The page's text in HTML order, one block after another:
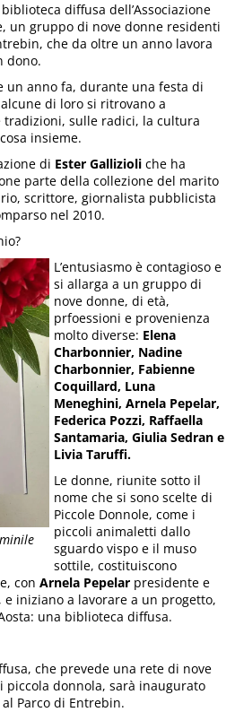
diffusa dell’Associazione
un gruppo di nove donne residenti
che da oltre un anno lavora
dono.
un anno fa, durante una festa di
di loro si ritrovano a
sulle radici, la cultura
insieme.
di Ester Gallizioli che ha
parte della collezione del marito
scrittore, giornalista pubblicista
nel 2010.
L’entusiasmo è contagioso e
si allarga a un gruppo di
nove donne, di età,
prfoessioni e provenienza
molto diverse: Elena
Charbonnier, Nadine
Charbonnier, Fabienne
Coquillard, Luna
Meneghini, Arnela Pepelar,
Federica Pozzi, Raffaella
Santamaria, Giulia Sedran e
Livia Taruffi.
Le donne, riunite sotto il
nome che si sono scelte di
Piccole Donnole, come i
piccoli animaletti dallo
sguardo vispo e il muso
sottile, costituiscono
con Arnela Pepelar presidente e
e iniziano a lavorare a un progetto,
una biblioteca diffusa.
che prevede una rete di nove
donnola, sarà inaugurato
Parco di Entrebin.